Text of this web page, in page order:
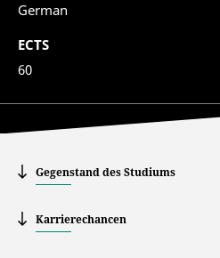
German
ECTS
60
Gegenstand des Studiums
Karrierechancen